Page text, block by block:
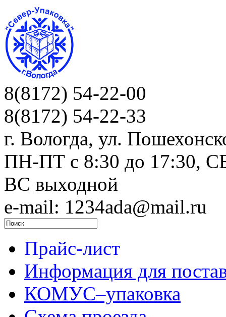
8(8172) 54-22-00
8(8172) 54-22-33
г. Вологда, ул.
ПН-ПТ c 8:30 до 17:30,
ВС выходной
e-mail: 1234ada@mail.ru
Прайс-лист
Информация для
КОМУС–упаковка